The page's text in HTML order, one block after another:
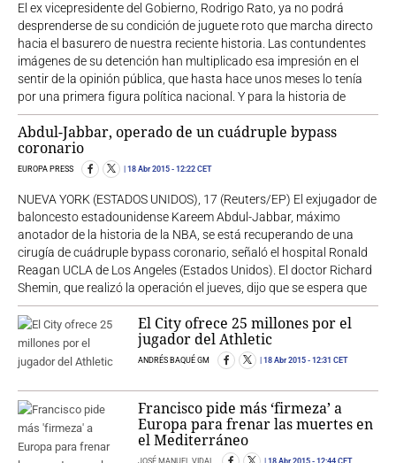
El ex vicepresidente del Gobierno, Rodrigo Rato, ya no podrá
desprenderse de su condición de juguete roto que marcha directo
hacia el basurero de nuestra reciente historia. Las contundentes
imágenes de su detención han multiplicado esa impresión en el
sentir de la opinión pública, que hasta hace unos meses lo tenía
por una primera figura política nacional. Y para la historia de
Abdul-Jabbar, operado de un cuádruple bypass
coronario
EUROPA PRESS 18 Abr 2015 - 12:22 CET
NUEVA YORK (ESTADOS UNIDOS), 17 (Reuters/EP) El exjugador de
baloncesto estadounidense Kareem Abdul-Jabbar, máximo
anotador de la historia de la NBA, se está recuperando de una
cirugía de cuádruple bypass coronario, señaló el hospital Ronald
Reagan UCLA de Los Angeles (Estados Unidos). El doctor Richard
Shemin, que realizó la operación el jueves, dijo que se espera que
El City ofrece 25 millones por el
jugador del Athletic
ANDRÉS BAQUÉ GM 18 Abr 2015 - 12:31 CET
Francisco pide más ‘firmeza’ a
Europa para frenar las muertes en
el Mediterráneo